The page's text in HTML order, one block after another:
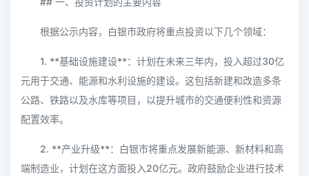
根据公示内容，白银市政府将重点投资以下几个领域：
1. **基础设施建设**：计划在未来三年内，投入超过30亿
元用于交通、能源和水利设施的建设。这包括新建和改造多条
公路、铁路以及水库等项目，以提升城市的交通便利性和资源
配置效率。
2. **产业升级**：白银市将重点发展新能源、新材料和高
端制造业，计划在这方面投入20亿元。政府鼓励企业进行技术